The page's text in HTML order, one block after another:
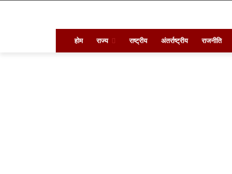
होम राज्य राष्ट्रीय अंतर्राष्ट्रीय राजनीति